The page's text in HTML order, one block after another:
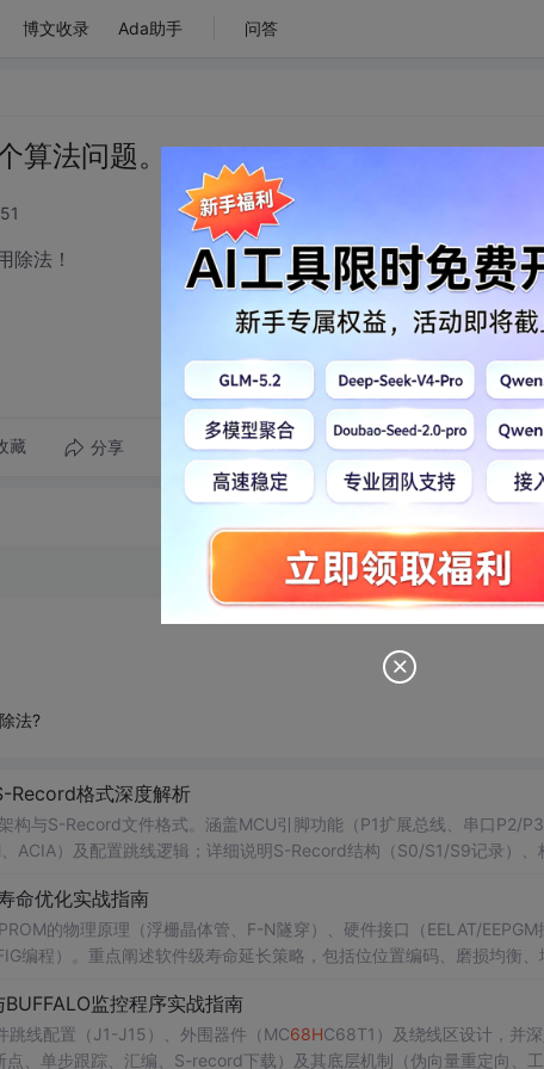
博文收录 Ada助手 问答
算法问题。
除法！
藏 分享 转发到动态 举报
法?
Record格式深度解析
构与S-Record文件格式。涵盖MCU引脚功能（P1扩展总线、串口P2/
ACIA）及配置跳线逻辑；详细说明S-Record结构（S0/S1/S9记录）、
命优化实战指南
的物理原理（浮栅晶体管、F-N隧穿）、硬件接口（EELAT/
编程）。重点阐述软件级寿命延长策略，包括位位置编码、磨损均衡
监控程序实战指南
跳线配置（J1-J15）、外围器件（MC68HC68T1）及绕线区设计，并
、单步跟踪、汇编、S-record下载）及其底层机制（伪向量重定向、